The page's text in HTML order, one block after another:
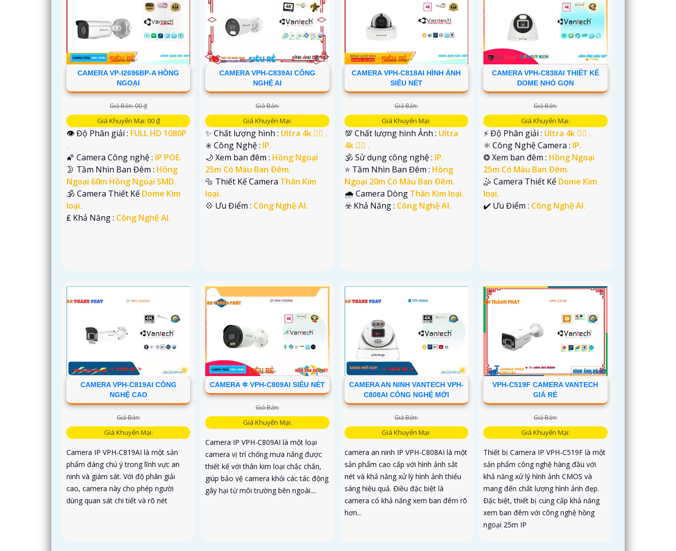
CAMERA VP-I2696BP-A HỒNG
NGOẠI
Giá Bán: 00 ₫
Giá Khuyến Mại: 00 ₫
👁 Độ Phân giải : FULL HD 1080P
.
🌠 Camera Công nghệ : IP POE.
🌛 Tầm Nhìn Ban Đêm : Hồng
Ngoại 60m Hồng Ngoại SMD.
🕉️ Camera Thiết Kế Dome Kim
loại.
️₤ Khả Năng : Công Nghệ AI.
CAMERA VPH-C839AI CÔNG
NGHỆ AI
Giá Bán:
Giá Khuyến Mại:
✨ Chất lượng hình : Ultra 4k 👍🏾 .
✳️ Công Nghệ : IP.
🌙 Xem ban đêm : Hồng Ngoại
25m Có Màu Ban Ðêm.
🔩 Thiết Kế Camera Thân Kim
loại.
️💠 Ưu Điểm : Công Nghệ AI.
CAMERA VPH-C818AI HÌNH ẢNH
SIÊU NÉT
Giá Bán:
Giá Khuyến Mại:
💯 Chất lượng hình Ảnh : Ultra
4k 👍🏾 .
🕉️ Sử dụng công nghệ : IP.
⭐ Tầm Nhìn Ban Đêm : Hồng
Ngoại 20m Có Màu Ban Ðêm.
🌧️ Camera Dòng Thân Kim loại.
️☣️ Khả Năng : Công Nghệ AI.
CAMERA VPH-C838AI THIẾT KẾ
DOME NHỎ GỌN
Giá Bán:
Giá Khuyến Mại:
️⚡ Độ Phân giải : Ultra 4k 👍🏾 .
⚛️ Công Nghệ Camera : IP.
❂ Xem ban đêm : Hồng Ngoại
25m Có Màu Ban Ðêm.
🤹 Camera Thiết Kế Dome Kim
loại.
️✔️ Ưu Điểm : Công Nghệ AI.
CAMERA VPH-C819AI CÔNG
NGHỆ CAO
Giá Bán:
Giá Khuyến Mại:
Camera IP VPH-C819AI là một sản
phẩm đáng chú ý trong lĩnh vực an
ninh và giám sát. Với độ phân giải
cao, camera này cho phép người
dùng quan sát chi tiết và rõ nét
CAMERA ✲ VPH-C809AI SIÊU NÉT
Giá Bán:
Giá Khuyến Mại:
Camera IP VPH-C809AI là một loại
camera vị trí chống mưa nắng được
thiết kế với thân kim loại chắc chắn,
giúp bảo vệ camera khỏi các tác động
gây hại từ môi trường bên ngoài....
CAMERA AN NINH VANTECH VPH-
C808AI CÔNG NGHỆ MỚI
Giá Bán:
Giá Khuyến Mại:
camera an ninh IP VPH-C808AI là một
sản phẩm cao cấp với hình ảnh sắt
nét và khả năng xử lý hình ảnh thiếu
sáng hiệu quả. Điều đặc biệt là
camera có khả năng xem ban đêm rõ
hơn...
VPH-C519F CAMERA VANTECH
GIÁ RẺ
Giá Bán:
Giá Khuyến Mại:
Thiết bị Camera IP VPH-C519F là một
sản phẩm công nghệ hàng đầu với
khả năng xử lý hình ảnh CMOS và
mang đến chất lượng hình ảnh đẹp.
Đặc biệt, thiết bị cung cấp khả năng
xem ban đêm với công nghệ hồng
ngoại 25m IP